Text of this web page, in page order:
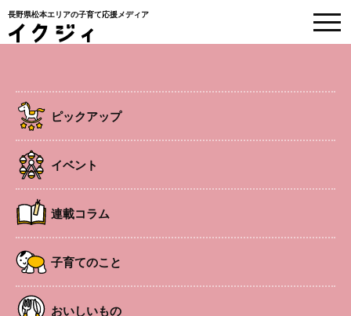
長野県松本エリアの子育て応援メディア
ピックアップ
イベント
連載コラム
子育てのこと
おいしいもの
EVENT
HOME
してない？ それ免疫力落ちちゃうよ！ 体力つけるレシピ付き」
南松本エリア ベビー
「食育できるママになろう。暑いか
らと冷たい物ばかり口にしてない？
それ免疫力落ちちゃうよ！ 体力つけ